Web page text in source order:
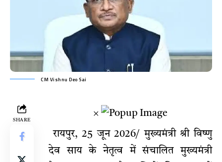
CM Vishnu Deo Sai
SHARE
×
रायपुर, 25 जून 2026/ मुख्यमंत्री श्री विष्णु
देव साय के नेतृत्व में संचालित मुख्यमंत्री